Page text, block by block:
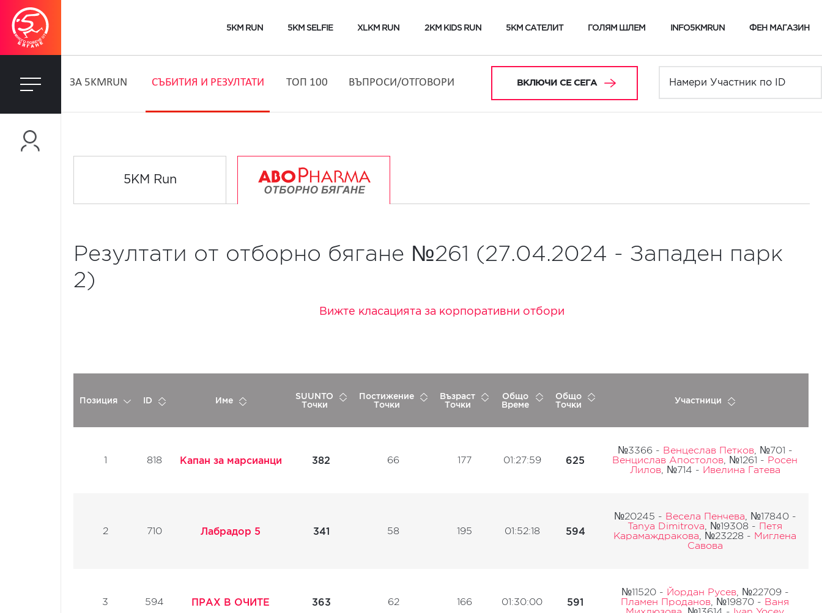
5KM RUN 5KM SELFIE XLKM RUN 2KM KIDS RUN 5KM САТЕЛИТ ГОЛЯМ ШЛЕМ INFO5KMRUN ФЕН МАГАЗИН
ЗA 5KMRUN СЪБИТИЯ И РЕЗУЛТАТИ ТОП 100 ВЪПРОСИ/ОТГОВОРИ ВКЛЮЧИ СЕ СЕГА
5KM Run
Резултати от отборно бягане №261 (27.04.2024 - Западен парк
2)
Вижте класацията за корпоративни отбори
Позиция ID Име
SUUNTO
Точки
Постижение
Точки
Възраст
Точки
Общо
Време
Общо
Точки
Участници
1 818 Капан за марсианци 382 66 177 01:27:59 625
№3366 - Венцеслав Петков, №701 -
Венцислав Апостолов, №1261 - Росен
Лилов, №714 - Ивелина Гатева
2 710 Лабрадор 5 341 58 195 01:52:18 594
№20245 - Весела Пенчева, №17840 -
Tanya Dimitrova, №19308 - Петя
Карамаждракова, №23228 - Миглена
Савова
3 594 ПРАХ В ОЧИТЕ 363 62 166 01:30:00 591
№11520 - Йордан Русев, №22709 -
Пламен Проданов, №19870 - Ваня